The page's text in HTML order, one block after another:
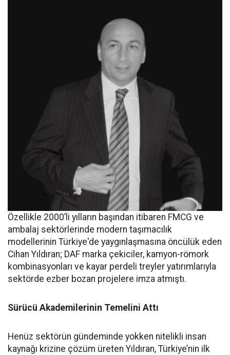
Özellikle 2000’li yılların başından itibaren FMCG ve
ambalaj sektörlerinde modern taşımacılık
modellerinin Türkiye'de yaygınlaşmasına öncülük eden
Cihan Yıldıran; DAF marka çekiciler, kamyon-römork
kombinasyonları ve kayar perdeli treyler yatırımlarıyla
sektörde ezber bozan projelere imza atmıştı.
Sürücü Akademilerinin Temelini Attı
Henüz sektörün gündeminde yokken nitelikli insan
kaynağı krizine çözüm üreten Yıldıran, Türkiye’nin ilk